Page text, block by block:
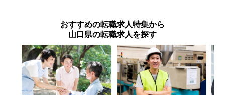
おすすめの転職求人特集から
山口県の転職求人を探す